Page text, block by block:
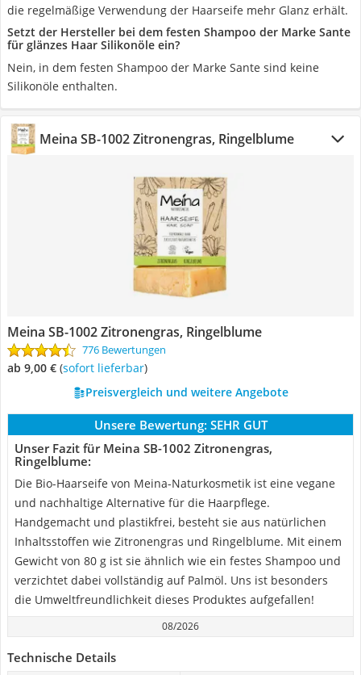
die regelmäßige Verwendung der Haarseife mehr Glanz erhält.
Setzt der Hersteller bei dem festen Shampoo der Marke Sante
für glänzes Haar Silikonöle ein?
Nein, in dem festen Shampoo der Marke Sante sind keine
Silikonöle enthalten.
Meina SB-1002 Zitronengras, Ringelblume
Meina SB-1002 Zitronengras, Ringelblume
776 Bewertungen
ab 9,00 € ( Sofort lieferbar)
Preisvergleich und weitere Angebote
Unsere Bewertung: SEHR GUT
Unser Fazit für Meina SB-1002 Zitronengras,
Ringelblume:
Die Bio-Haarseife von Meina-Naturkosmetik ist eine vegane
und nachhaltige Alternative für die Haarpflege.
Handgemacht und plastikfrei, besteht sie aus natürlichen
Inhaltsstoffen wie Zitronengras und Ringelblume. Mit einem
Gewicht von 80 g ist sie ähnlich wie ein festes Shampoo und
verzichtet dabei vollständig auf Palmöl. Uns ist besonders
die Umweltfreundlichkeit dieses Produktes aufgefallen!
08/2026
Technische Details